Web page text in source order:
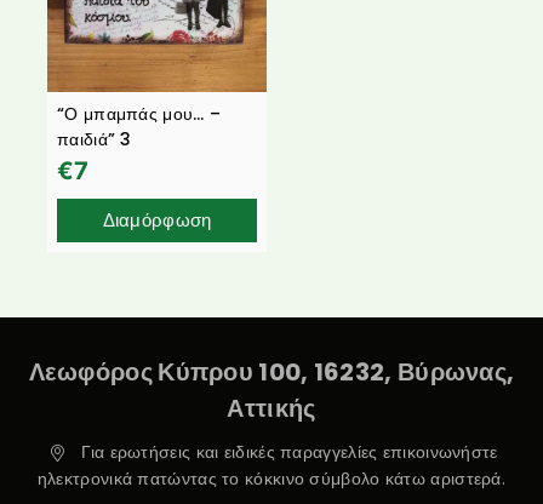
“Ο μπαμπάς μου… –
παιδιά” 3
€7
Διαμόρφωση
Λεωφόρος Κύπρου 100, 16232, Βύρωνας,
Αττικής
Για ερωτήσεις και ειδικές παραγγελίες επικοινωνήστε
ηλεκτρονικά πατώντας το κόκκινο σύμβολο κάτω αριστερά.